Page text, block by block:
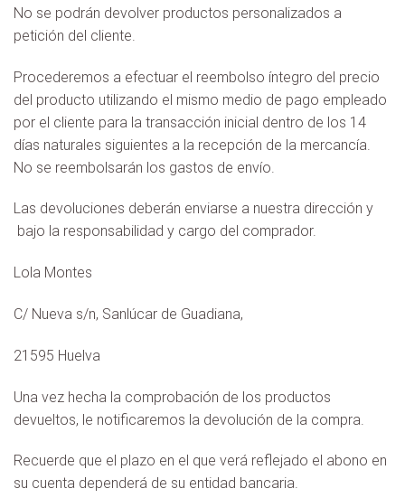
No se podrán devolver productos personalizados a
petición del cliente.
Procederemos a efectuar el reembolso íntegro del precio
del producto utilizando el mismo medio de pago empleado
por el cliente para la transacción inicial dentro de los 14
días naturales siguientes a la recepción de la mercancía.
No se reembolsarán los gastos de envío.
Las devoluciones deberán enviarse a nuestra dirección y
bajo la responsabilidad y cargo del comprador.
Lola Montes
C/ Nueva s/n, Sanlúcar de Guadiana,
21595 Huelva
Una vez hecha la comprobación de los productos
devueltos, le notificaremos la devolución de la compra.
Recuerde que el plazo en el que verá reflejado el abono en
su cuenta dependerá de su entidad bancaria.